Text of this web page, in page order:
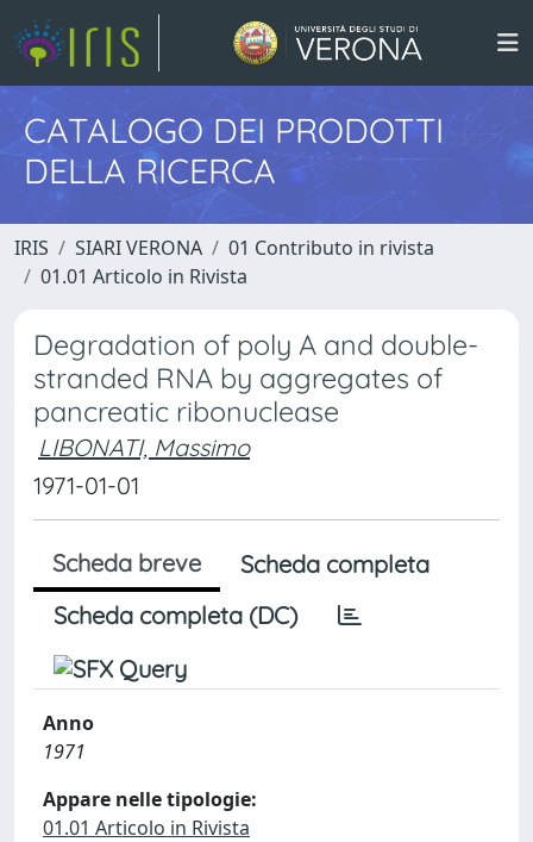
CATALOGO DEI PRODOTTI
DELLA RICERCA
IRIS SIARI VERONA
01 Contributo in rivista
01.01 Articolo in Rivista
Degradation of poly A and double-
stranded RNA by aggregates of
pancreatic ribonuclease
LIBONATI, Massimo
1971-01-01
Scheda breve
Scheda completa
Scheda completa (DC)
Anno
1971
Appare nelle tipologie:
01.01 Articolo in Rivista